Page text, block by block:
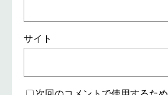
サイト